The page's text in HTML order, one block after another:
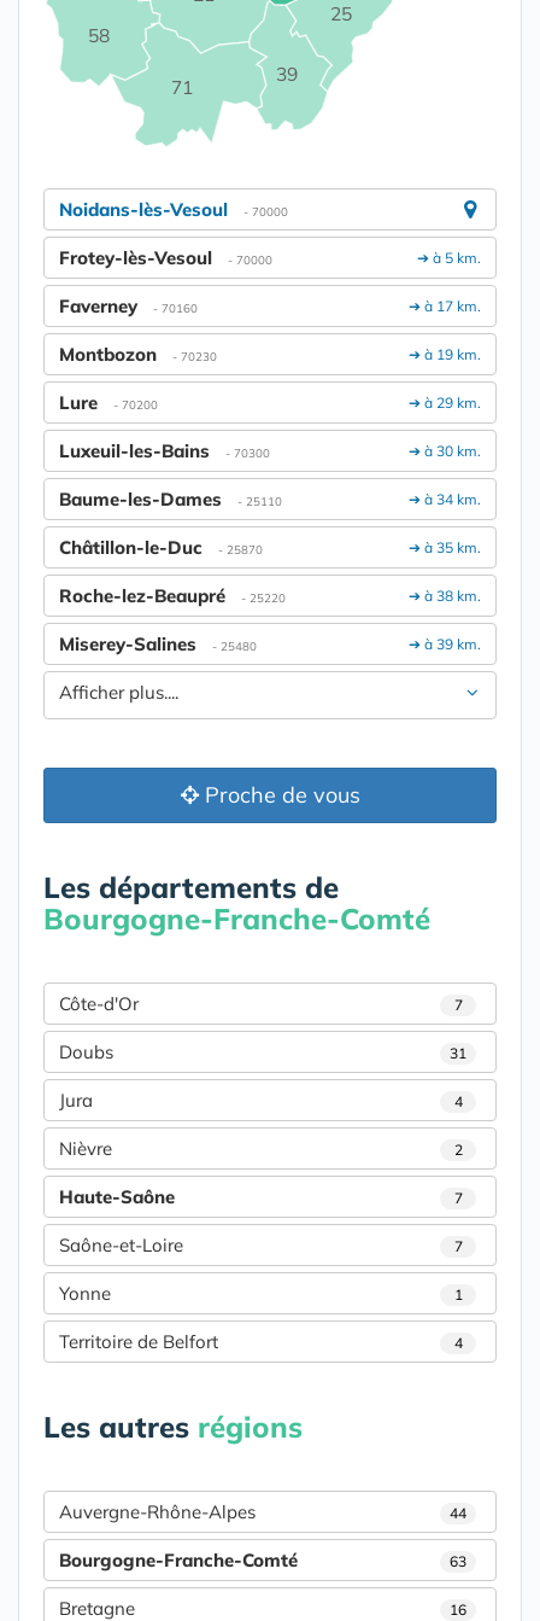
25
39
58
71
Noidans-lès-Vesoul - 70000
➔ à 5 km.
Frotey-lès-Vesoul - 70000
➔ à 17 km.
Faverney - 70160
➔ à 19 km.
Montbozon - 70230
➔ à 29 km.
Lure - 70200
➔ à 30 km.
Luxeuil-les-Bains - 70300
➔ à 34 km.
Baume-les-Dames - 25110
➔ à 35 km.
Châtillon-le-Duc - 25870
➔ à 38 km.
Roche-lez-Beaupré - 25220
➔ à 39 km.
Miserey-Salines - 25480
Afficher plus....
Proche de vous
Les départements de
Bourgogne-Franche-Comté
Côte-d'Or 7
Doubs 31
Jura 4
Nièvre 2
Haute-Saône 7
Saône-et-Loire 7
Yonne 1
Territoire de Belfort 4
Les autres régions
Auvergne-Rhône-Alpes 44
Bourgogne-Franche-Comté 63
Bretagne 16